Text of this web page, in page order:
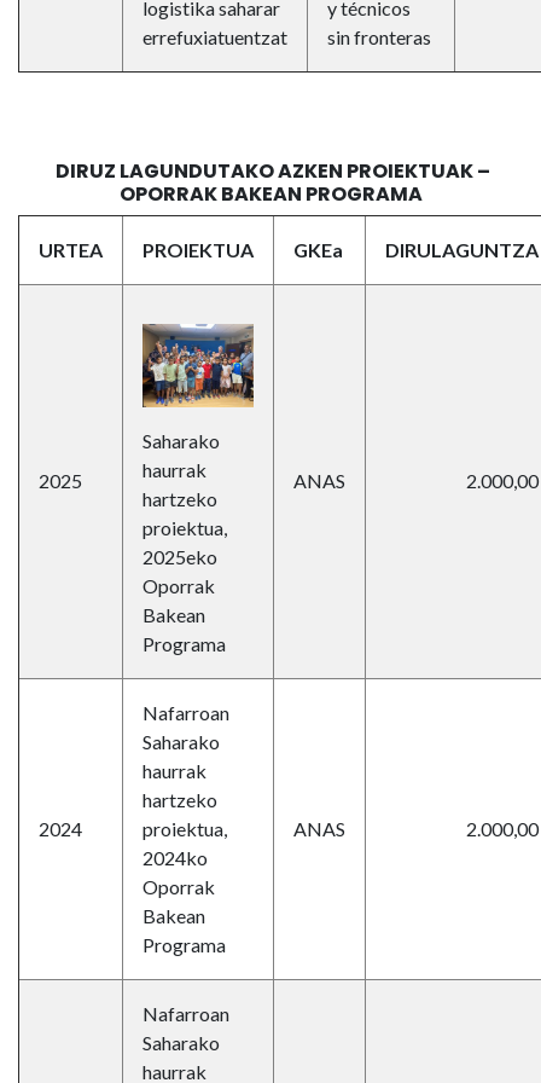
logistika saharar
errefuxiatuentzat
y técnicos
sin fronteras
DIRUZ LAGUNDUTAKO AZKEN PROIEKTUAK –
OPORRAK BAKEAN PROGRAMA
URTEA PROIEKTUA GKEa DIRULAGUNTZA
2025
Saharako
haurrak
hartzeko
proiektua,
2025eko
Oporrak
Bakean
Programa
ANAS 2.000,00
2024
Nafarroan
Saharako
haurrak
hartzeko
proiektua,
2024ko
Oporrak
Bakean
Programa
ANAS 2.000,00
Nafarroan
Saharako
haurrak